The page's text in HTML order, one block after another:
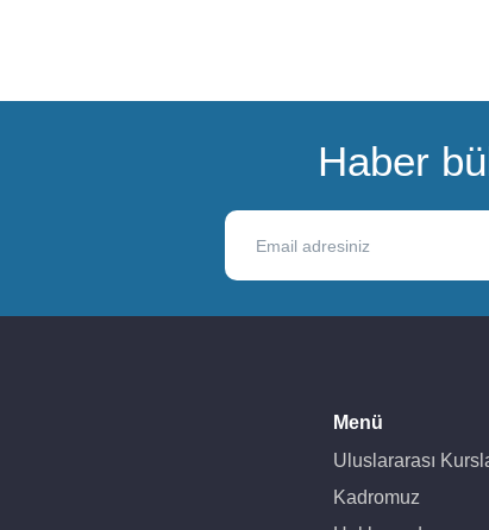
Haber
Menü
Uluslararası
Kadromuz